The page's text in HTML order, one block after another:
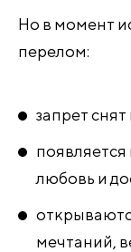
Но в момент
перелом:
запрет
любовь и
мечтаний,